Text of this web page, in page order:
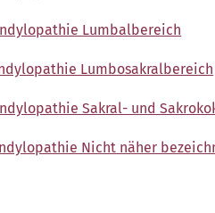
Lumbalbereich
Lumbosakralbereich
Sakral- und
Nicht näher